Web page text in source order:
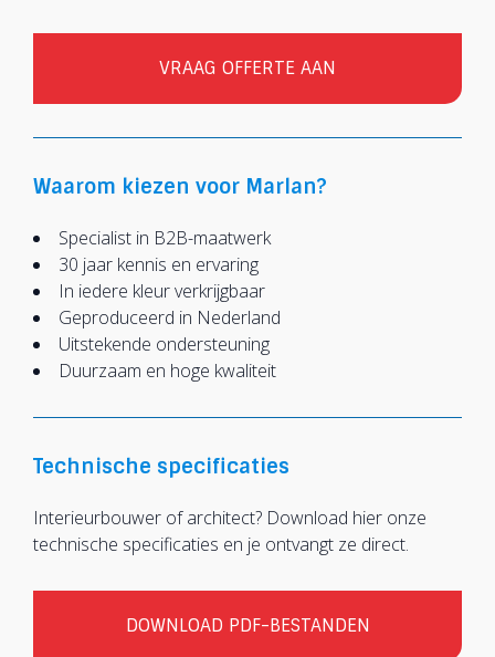
VRAAG OFFERTE AAN
Waarom kiezen voor Marlan?
Specialist in B2B-maatwerk
30 jaar kennis en ervaring
In iedere kleur verkrijgbaar
Geproduceerd in Nederland
Uitstekende ondersteuning
Duurzaam en hoge kwaliteit
Technische specificaties
Interieurbouwer of architect? Download hier onze
technische specificaties en je ontvangt ze direct.
DOWNLOAD PDF-BESTANDEN